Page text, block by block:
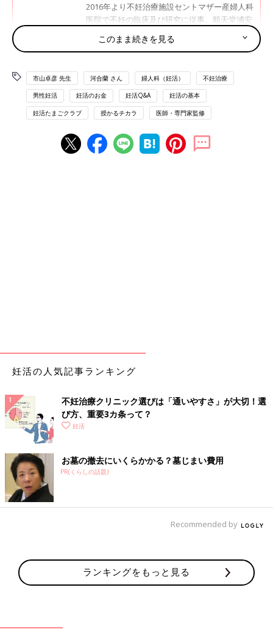
2016年より不妊治療施設セントマザー産婦人科
医院で不妊の臨床及び研究に従事。順天堂浦安
に開業。良質な医療を提供することはもちろ
る。●トーチクリニック https://torch.clinic
監修
河合蘭 さん
変!?
妊活と仕事の両立、卵子凍結、出産費用の保険
とって気になる話題をクローズアップ！ 今回の
妊治療の最前線で活躍するドクター・市山卓彦
先生と、妊娠・出産の現場を見つめ続けるジャ
ーナリスト・河合 蘭さんに、妊活の“今”と“こ
35歳未満なら決断をあせらなくてOK
す。
■市山卓彦先生（以下、市山）：卵子凍結を希望して来院される
すごく多いんです。でもいちばん重視すべきは、赤ちゃんを授か
このまま続きを見る
市山卓彦 先生 河合蘭 さん 婦人科（妊活） 不妊治療
男性妊活 妊活のお金 妊活Q&A 妊活の基本
妊活たまごクラブ 授かるチカラ 医師・専門家監修
妊活の人気記事ランキング
不妊治療クリニック選びは「通いやすさ」が大切！選
び方、重要3カ条って？
妊活
お墓の撤去にいくらかかる？墓じまい費用
PR(くらしの話題)
Recommended by
ランキングをもっと見る